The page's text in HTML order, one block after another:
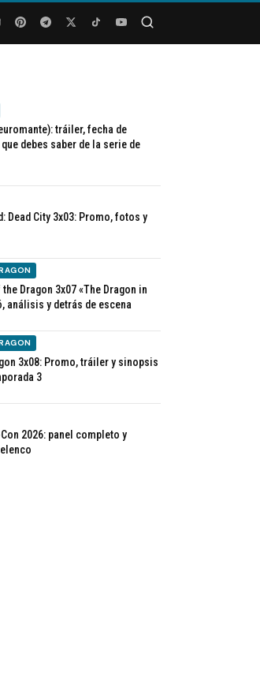
tráiler, fecha de
debes saber de la serie de
Dead City 3x03: Promo, fotos y
Dragon 3x07 «The Dragon in
análisis y detrás de escena
3x08: Promo, tráiler y sinopsis
3
2026: panel completo y